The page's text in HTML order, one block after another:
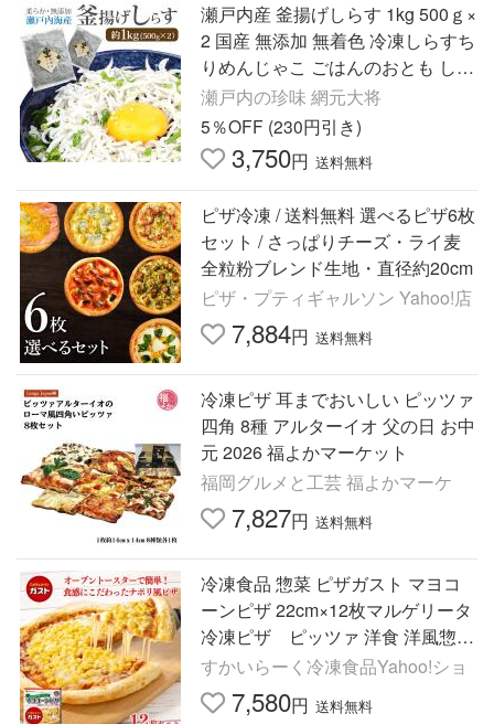
瀬戸内産 釜揚げしらす 1kg 500ｇ×
2 国産 無添加 無着色 冷凍しらすち
りめんじゃこ ごはんのおとも しら
す丼 パスタ ピザ しらす丼 茶漬け
おにぎり
瀬戸内の珍味 網元大将
5％OFF (230円引き)
3,750円 送料無料
ピザ冷凍 / 送料無料 選べるピザ6枚
セット / さっぱりチーズ・ライ麦
全粒粉ブレンド生地・直径約20cm
ピザ・プティギャルソン Yahoo!店
7,884円 送料無料
冷凍ピザ 耳までおいしい ピッツァ
四角 8種 アルターイオ 父の日 お中
元 2026 福よかマーケット
福岡グルメと工芸 福よかマーケ
7,827円 送料無料
冷凍食品 惣菜 ピザガスト マヨコ
ーンピザ 22cm×12枚マルゲリータ
冷凍ピザ ピッツァ 洋食 洋風惣菜
お惣菜 おかず 弁当 レンチン 爆買
すかいらーく冷凍食品Yahoo!ショ
7,580円 送料無料